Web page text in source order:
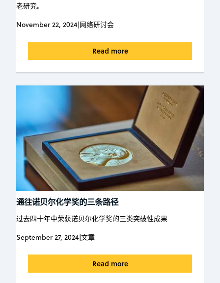
老研究。
November 22, 2024|网络研讨会
Read more
通往诺贝尔化学奖的三条路径
过去四十年中荣获诺贝尔化学奖的三类突破性成果
September 27, 2024|文章
Read more